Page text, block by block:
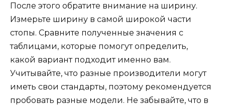
После этого обратите внимание на ширину.
Измерьте ширину в самой широкой части
стопы. Сравните полученные значения с
таблицами, которые помогут определить,
какой вариант подходит именно вам.
Учитывайте, что разные производители могут
иметь свои стандарты, поэтому рекомендуется
пробовать разные модели. Не забывайте, что в